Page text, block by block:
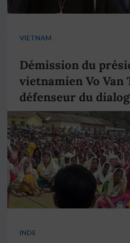
VIETNAM
Démission du
vietnamien Vo Van
défenseur du
pape François
INDE